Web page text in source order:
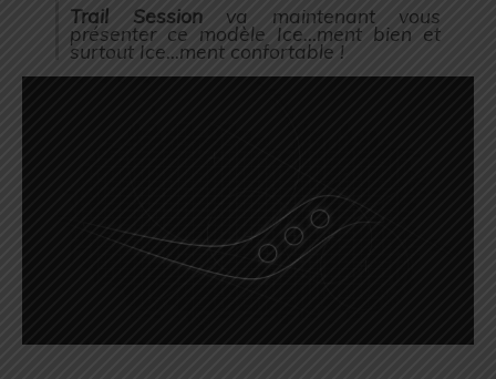
Trail Sessionva maintenant vous
présenter ce modèle Ice…ment bien et
surtout Ice…ment confortable !